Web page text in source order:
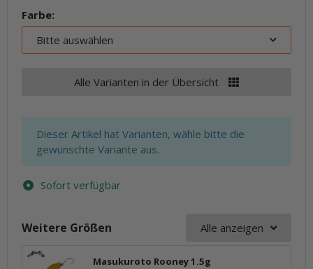
Farbe:
Bitte auswählen
Alle Varianten in der Übersicht
x
Dieser Artikel hat Varianten, wähle bitte die
gewünschte Variante aus.
Sofort verfügbar
Weitere Größen Alle anzeigen
Masukuroto Rooney 1.5g